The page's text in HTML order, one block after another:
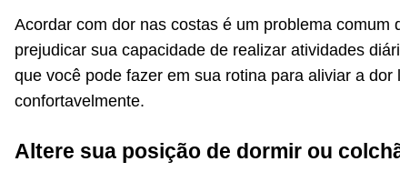
Acordar com dor nas costas é um problema comum
prejudicar sua capacidade de realizar atividades
que você pode fazer em sua rotina para aliviar a
confortavelmente.
Altere sua posição de dormir ou